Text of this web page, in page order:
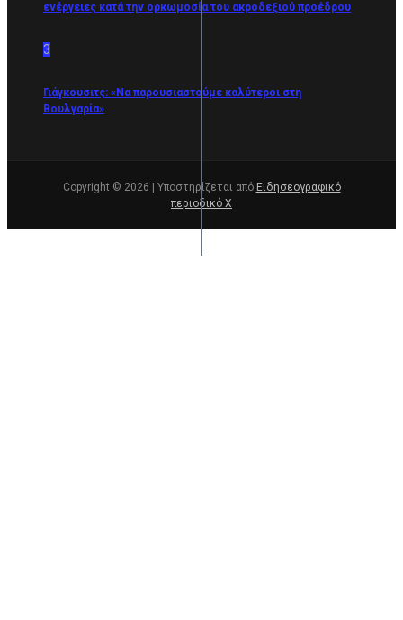
ενέργειες κατά την ορκωμοσία του ακροδεξιού προέδρου
3
Γιάγκουσιτς: «Nα παρουσιαστούμε καλύτεροι στη
Βουλγαρία»
Copyright © 2026 | Υποστηρίζεται από Ειδησεογραφικό
περιοδικό Χ